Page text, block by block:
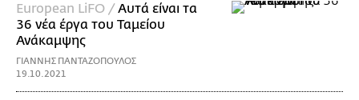
European LiFO /Αυτά είναι τα
36 νέα έργα του Ταμείου
Ανάκαμψης
ΓΙΑΝΝΗΣ ΠΑΝΤΑΖΟΠΟΥΛΟΣ
19.10.2021